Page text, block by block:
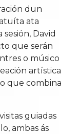
dun
ata
David
que serán
o músico
artística
que combina
guiadas
ambas ás